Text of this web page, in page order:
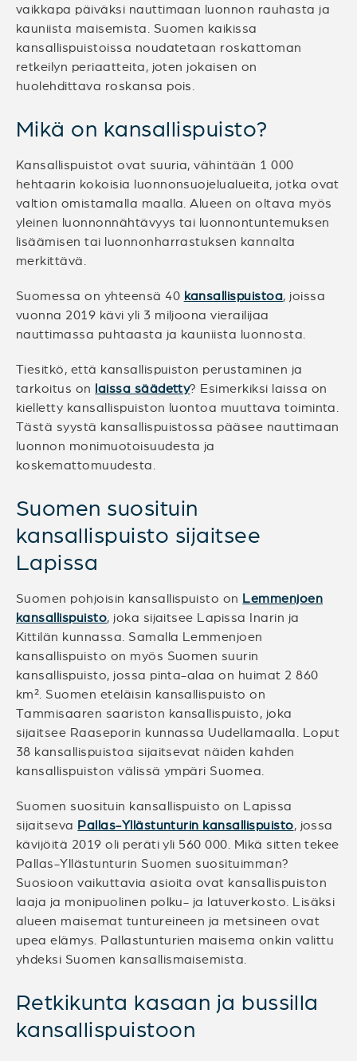
vaikkapa päiväksi nauttimaan luonnon rauhasta ja
kauniista maisemista. Suomen kaikissa
kansallispuistoissa noudatetaan roskattoman
retkeilyn periaatteita, joten jokaisen on
huolehdittava roskansa pois.
Mikä on kansallispuisto?
Kansallispuistot ovat suuria, vähintään 1 000
hehtaarin kokoisia luonnonsuojelualueita, jotka ovat
valtion omistamalla maalla. Alueen on oltava myös
yleinen luonnonnähtävyys tai luonnontuntemuksen
lisäämisen tai luonnonharrastuksen kannalta
merkittävä.
Suomessa on yhteensä 40 kansallispuistoa, joissa
vuonna 2019 kävi yli 3 miljoona vierailijaa
nauttimassa puhtaasta ja kauniista luonnosta.
Tiesitkö, että kansallispuiston perustaminen ja
tarkoitus on laissa säädetty? Esimerkiksi laissa on
kielletty kansallispuiston luontoa muuttava toiminta.
Tästä syystä kansallispuistossa pääsee nauttimaan
luonnon monimuotoisuudesta ja
koskemattomuudesta.
Suomen suosituin
kansallispuisto sijaitsee
Lapissa
Suomen pohjoisin kansallispuisto on Lemmenjoen
kansallispuisto, joka sijaitsee Lapissa Inarin ja
Kittilän kunnassa. Samalla Lemmenjoen
kansallispuisto on myös Suomen suurin
kansallispuisto, jossa pinta-alaa on huimat 2 860
km². Suomen eteläisin kansallispuisto on
Tammisaaren saariston kansallispuisto, joka
sijaitsee Raaseporin kunnassa Uudellamaalla. Loput
38 kansallispuistoa sijaitsevat näiden kahden
kansallispuiston välissä ympäri Suomea.
Suomen suosituin kansallispuisto on Lapissa
sijaitseva Pallas-Yllästunturin kansallispuisto, jossa
kävijöitä 2019 oli peräti yli 560 000. Mikä sitten tekee
Pallas-Yllästunturin Suomen suosituimman?
Suosioon vaikuttavia asioita ovat kansallispuiston
laaja ja monipuolinen polku- ja latuverkosto. Lisäksi
alueen maisemat tuntureineen ja metsineen ovat
upea elämys. Pallastunturien maisema onkin valittu
yhdeksi Suomen kansallismaisemista.
Retkikunta kasaan ja bussilla
kansallispuistoon